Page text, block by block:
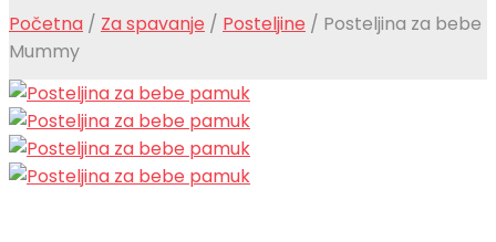
Početna / Za spavanje / Posteljine / Posteljina za bebe
Mummy